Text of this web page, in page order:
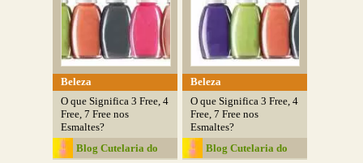
Beleza
O que Significa 3 Free, 4
Free, 7 Free nos
Esmaltes?
Blog Cutelaria do
Beleza
O que Significa 3 Free, 4
Free, 7 Free nos
Esmaltes?
Blog Cutelaria do